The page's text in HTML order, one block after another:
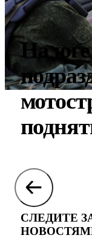
На юге
СЛЕДИТЕ